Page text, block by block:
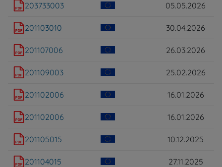
203733003 05.05.2026
201103010 30.04.2026
201107006 26.03.2026
201109003 25.02.2026
201102006 16.01.2026
201102006 16.01.2026
201105015 10.12.2025
201104015 27.11.2025